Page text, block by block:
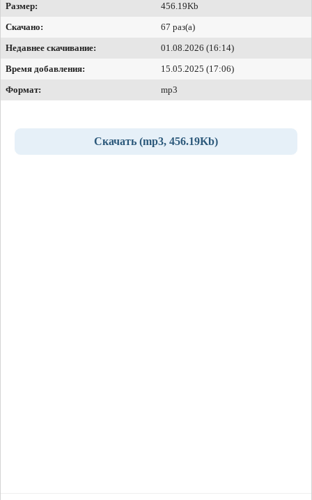
Размер:
456.19Kb
Скачано:
67 раз(а)
Недавнее скачивание:
01.08.2026 (16:14)
Время добавления:
15.05.2025 (17:06)
Формат:
mp3
Скачать (mp3, 456.19Kb)